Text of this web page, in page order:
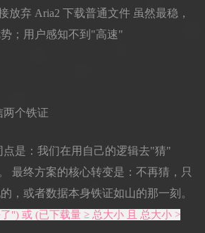
放弃 Aria2 下载普通文件 虽然最稳，
；用户感知不到"高速"
两个铁证
点是：我们在用自己的逻辑去"猜"
最终方案的核心转变是：不再猜，只
，或者数据本身铁证如山的那一刻。
") 或 (已下载量 ≥ 总大小 且 总大小 >